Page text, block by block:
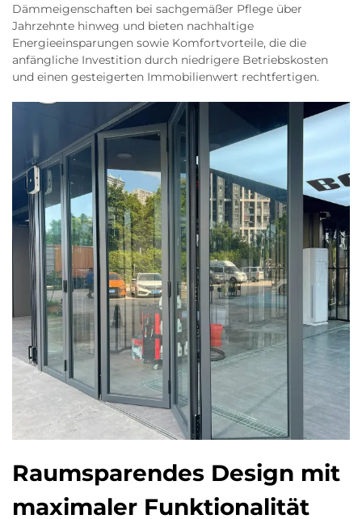
Dämmeigenschaften bei sachgemäßer Pflege über
Jahrzehnte hinweg und bieten nachhaltige
Energieeinsparungen sowie Komfortvorteile, die die
anfängliche Investition durch niedrigere Betriebskosten
und einen gesteigerten Immobilienwert rechtfertigen.
Raumsparendes Design mit
maximaler Funktionalität